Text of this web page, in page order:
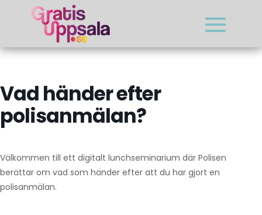
Vad händer efter
polisanmälan?
Välkommen till ett digitalt lunchseminarium där Polisen
berättar om vad som händer efter att du har gjort en
polisanmälan.